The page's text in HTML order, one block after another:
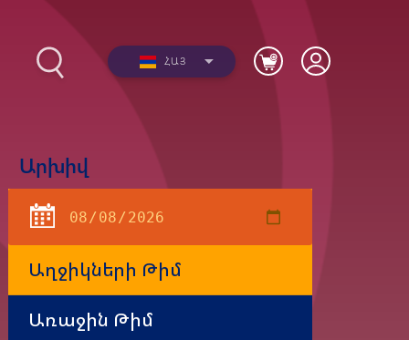
Լուսանկարներ
Տեսանյութեր
ՀԱՅ
Արխիվ
Աղջիկների Թիմ
Առաջին Թիմ